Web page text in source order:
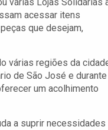
várias Lojas Solidárias
acessar itens
que desejam,
várias regiões da
de São José e
um acolhimento
a suprir necessidades